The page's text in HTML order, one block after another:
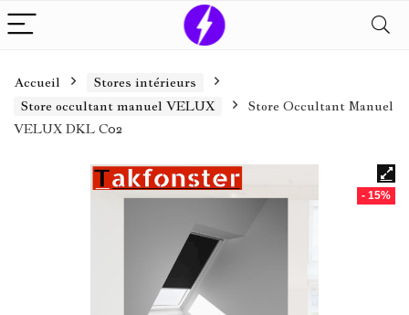
Accueil
Stores intérieurs
Store occultant manuel VELUX
Store Occultant Manuel
VELUX DKL C02
- 15%